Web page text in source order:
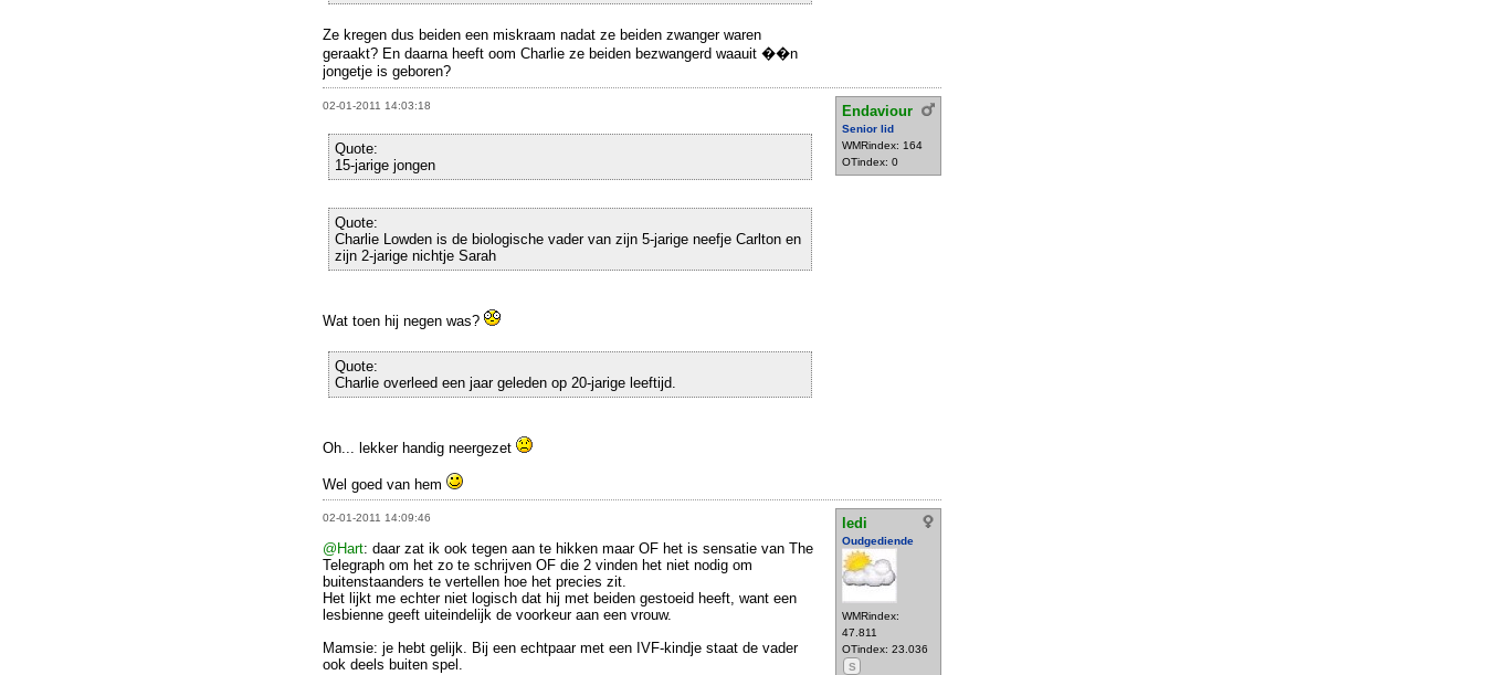
Ze kregen dus beiden een miskraam nadat ze beiden zwanger waren
geraakt? En daarna heeft oom Charlie ze beiden bezwangerd waauit ��n
jongetje is geboren?
02-01-2011 14:03:18 Endaviour
Senior lid
WMRindex: 164
OTindex: 0
Quote:
15-jarige jongen
Quote:
Charlie Lowden is de biologische vader van zijn 5-jarige neefje Carlton en
zijn 2-jarige nichtje Sarah
Wat toen hij negen was?
Quote:
Charlie overleed een jaar geleden op 20-jarige leeftijd.
Oh... lekker handig neergezet
Wel goed van hem
02-01-2011 14:09:46 ledi
Oudgediende
WMRindex:
47.811
OTindex: 23.036
S
@Hart: daar zat ik ook tegen aan te hikken maar OF het is sensatie van The
Telegraph om het zo te schrijven OF die 2 vinden het niet nodig om
buitenstaanders te vertellen hoe het precies zit.
Het lijkt me echter niet logisch dat hij met beiden gestoeid heeft, want een
lesbienne geeft uiteindelijk de voorkeur aan een vrouw.
Mamsie: je hebt gelijk. Bij een echtpaar met een IVF-kindje staat de vader
ook deels buiten spel.